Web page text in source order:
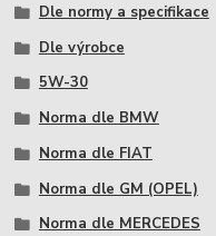
Dle normy a specifikace
Dle výrobce
5W-30
Norma dle BMW
Norma dle FIAT
Norma dle GM (OPEL)
Norma dle MERCEDES